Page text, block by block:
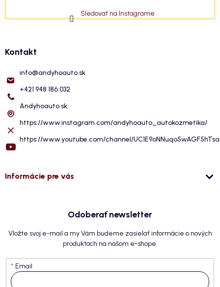
Sledovať na Instagrame
Kontakt
info@andyhoauto.sk
+421 948 186 032
Andyhoauto.sk
https://www.instagram.com/andyhoauto_autokozmetika/
https://www.youtube.com/channel/
Informácie pre vás
Odoberať newsletter
Vložte svoj e-mail a my Vám budeme zasielať informácie o nových
produktoch na našom e-shope.
Email